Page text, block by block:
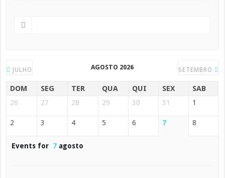
JULHO AGOSTO 2026 SETEMBRO
DOM SEG TER QUA QUI SEX SAB
26 27 28 29 30 31 1
2 3 4 5 6 7 8
Events for 7 agosto